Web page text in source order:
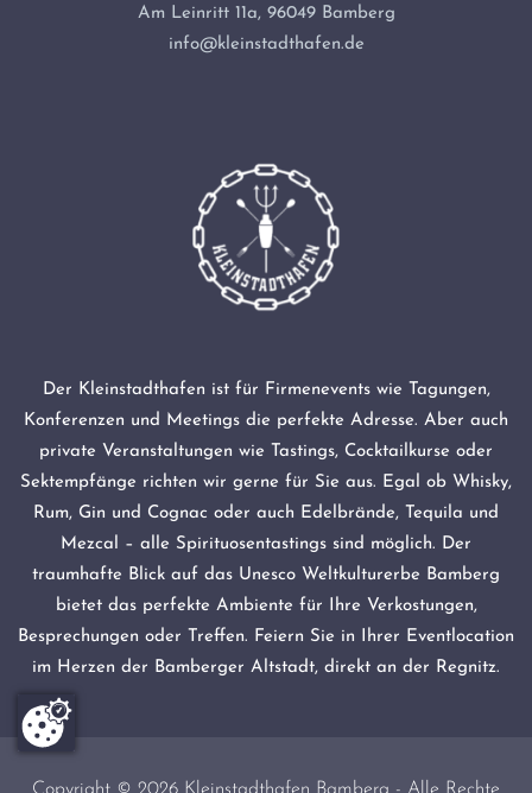
Am Leinritt 11a, 96049 Bamberg
info@kleinstadthafen.de
Der Kleinstadthafen ist für Firmenevents wie Tagungen,
Konferenzen und Meetings die perfekte Adresse. Aber auch
private Veranstaltungen wie Tastings, Cocktailkurse oder
Sektempfänge richten wir gerne für Sie aus. Egal ob Whisky,
Rum, Gin und Cognac oder auch Edelbrände, Tequila und
Mezcal – alle Spirituosentastings sind möglich. Der
traumhafte Blick auf das Unesco Weltkulturerbe Bamberg
bietet das perfekte Ambiente für Ihre Verkostungen,
Besprechungen oder Treffen. Feiern Sie in Ihrer Eventlocation
im Herzen der Bamberger Altstadt, direkt an der Regnitz.